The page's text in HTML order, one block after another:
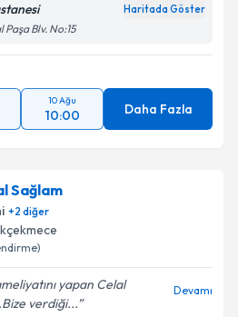
Haritada Göster
Blv. No:15
10 Ağu
10:00 Daha Fazla
Sağlam
+2 diğer
yapan Celal
verdiği...
Devamı